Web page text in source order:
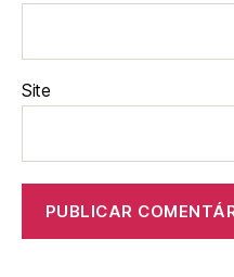
Site